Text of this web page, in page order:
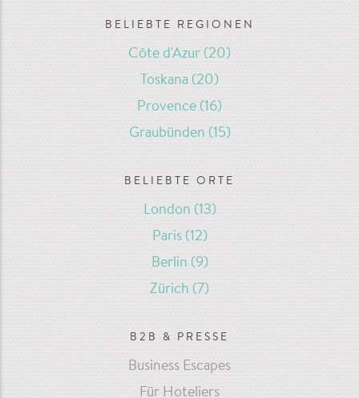
BELIEBTE REGIONEN
Côte d'Azur (20)
Toskana (20)
Provence (16)
Graubünden (15)
BELIEBTE ORTE
London (13)
Paris (12)
Berlin (9)
Zürich (7)
B2B & PRESSE
Business Escapes
Für Hoteliers